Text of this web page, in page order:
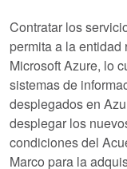
Contratar los
permita a la entidad
Microsoft Azure, lo
sistemas de
desplegados en
desplegar los
condiciones del
Marco para la